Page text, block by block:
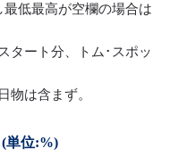
低最高が空欄の場合は
タート分、トム･スポッ
物は含まず。
単位:%)